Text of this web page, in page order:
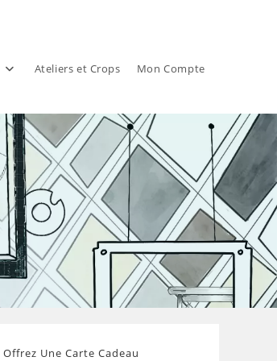
Ateliers et Crops Mon Compte
Offrez Une Carte Cadeau